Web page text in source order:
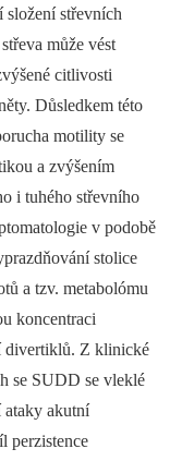
složení střevních
může vést
citlivosti
Důsledkem této
motility se
a zvýšením
i tuhého střevního
v podobě
stolice
a tzv. metabolómu
koncentraci
divertiklů. Z klinické
se SUDD se vleklé
ataky akutní
perzistence